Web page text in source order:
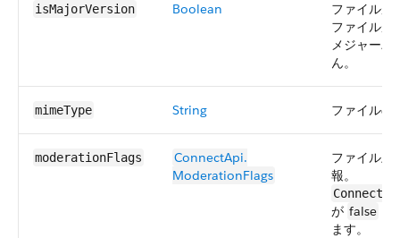
isMajorVersion Boolean
ファイルが
ファイルが
メジャーバ
ん。
mimeType String ファイルの
moderationFlags
ConnectApi.​
ModerationFlags
ファイル上
報。
が false
ます。